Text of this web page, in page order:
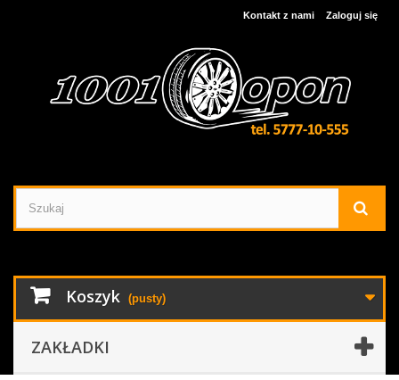
Zaloguj się
Kontakt z nami
Koszyk (pusty)
ZAKŁADKI